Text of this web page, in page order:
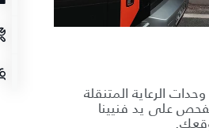
الرعاية المتنقلة
على يد فنيينا